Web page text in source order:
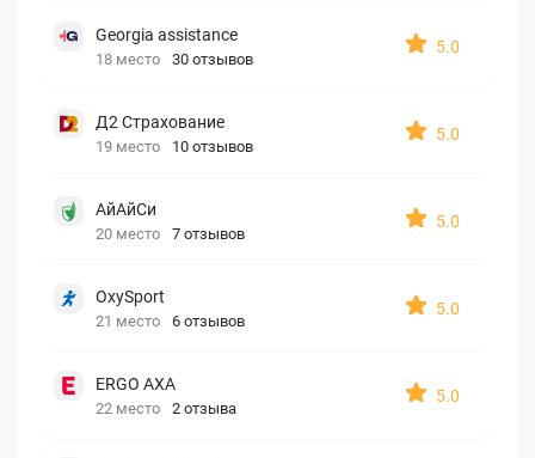
Georgia assistance
18 место 30 отзывов
5.0
Д2 Страхование
19 место 10 отзывов
5.0
АйАйСи
20 место 7 отзывов
5.0
OxySport
21 место 6 отзывов
5.0
ERGO AXA
22 место 2 отзыва
5.0